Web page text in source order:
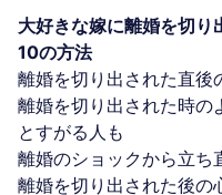
大好きな嫁に離婚を切り
10の方法
離婚を切り出された直後
離婚を切り出された時の
とすがる人も
離婚のショックから立ち
離婚を切り出された後の